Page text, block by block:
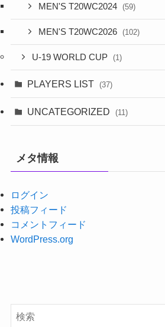
MEN'S T20WC2024 (59)
MEN'S T20WC2026 (102)
U-19 WORLD CUP (1)
PLAYERS LIST (37)
UNCATEGORIZED (11)
メタ情報
ログイン
投稿フィード
コメントフィード
WordPress.org